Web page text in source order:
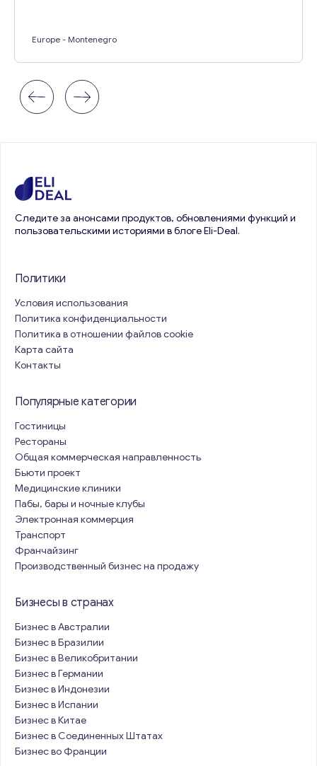
Europe - Montenegro
Следите за анонсами продуктов, обновлениями функций и
пользовательскими историями в блоге Eli-Deal.
Политики
Условия использования
Политика конфиденциальности
Политика в отношении файлов cookie
Карта сайта
Контакты
Популярные категории
Гостиницы
Рестораны
Общая коммерческая направленность
Бьюти проект
Медицинские клиники
Пабы, бары и ночные клубы
Электронная коммерция
Транспорт
Франчайзинг
Производственный бизнес на продажу
Бизнесы в странах
Бизнес в Австралии
Бизнес в Бразилии
Бизнес в Великобритании
Бизнес в Германии
Бизнес в Индонезии
Бизнес в Испании
Бизнес в Китае
Бизнес в Соединенных Штатах
Бизнес во Франции